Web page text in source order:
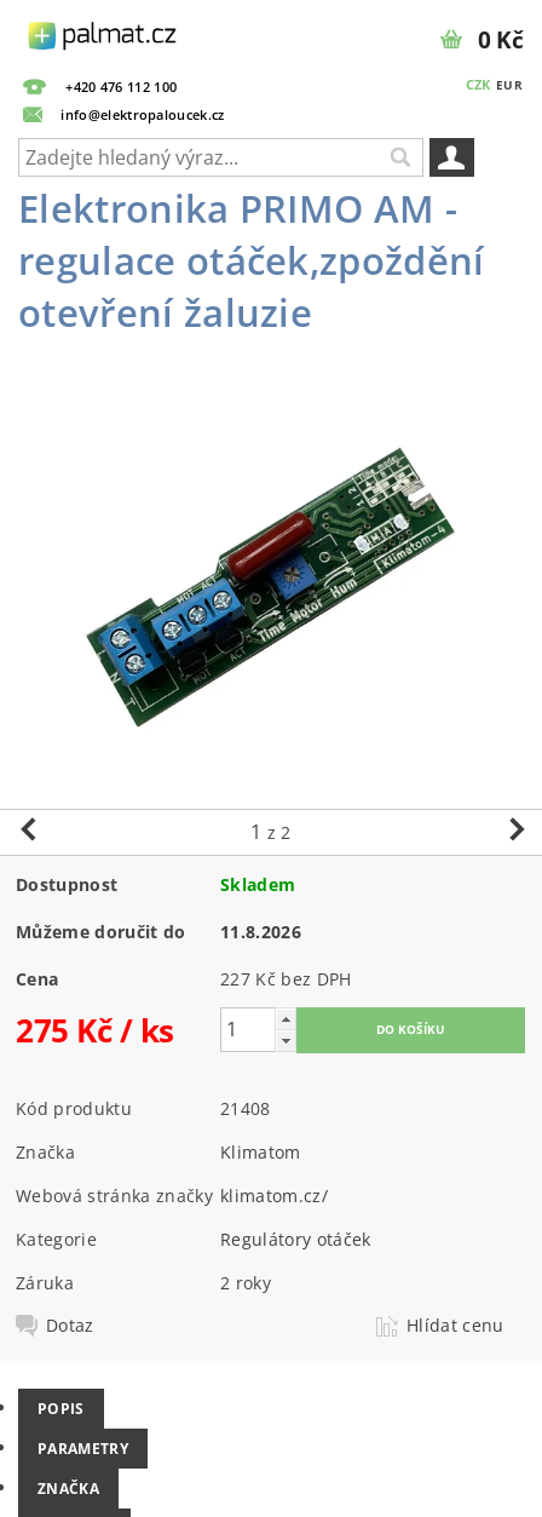
+420 476 112 100
info@elektropaloucek.cz
CZK EUR
0 Kč
Elektronika PRIMO AM -
regulace otáček,zpoždění
otevření žaluzie
1 z 2
Dostupnost Skladem
Můžeme doručit do 11.8.2026
Cena 227 Kč bez DPH
275 Kč/ ks
Kód produktu
21408
Značka
Klimatom
Webová stránka značky klimatom.cz/
Kategorie
Regulátory otáček
Záruka
2 roky
Dotaz
Hlídat cenu
POPIS
PARAMETRY
ZNAČKA